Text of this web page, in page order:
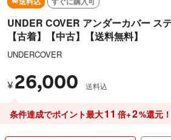
UNDER COVER アンダーカバー ス
【古着】【中古】【送料無料】
UNDERCOVER
¥ 26,000 送料込
条件達成でポイント最大11 倍+2%還元！